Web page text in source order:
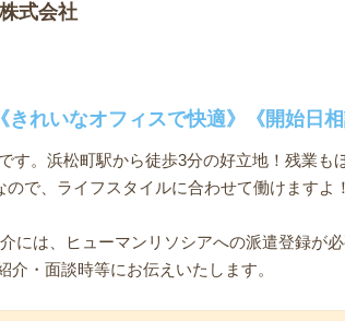
式会社
きれいなオフィスで快適》《開始日相
す。浜松町駅から徒歩3分の好立地！残業も
で、ライフスタイルに合わせて働けますよ！
には、ヒューマンリソシアへの派遣登録が
・面談時等にお伝えいたします。